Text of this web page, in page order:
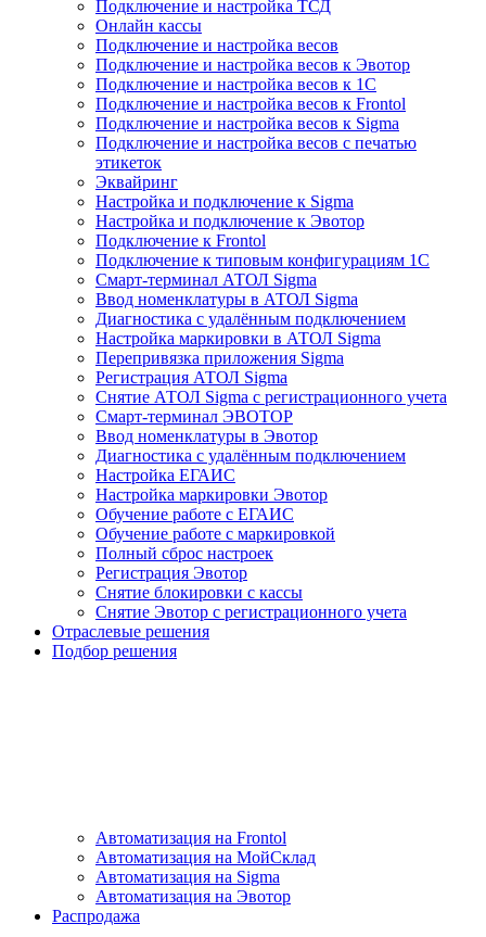
Подключение и настройка ТСД
Онлайн кассы
Подключение и настройка весов
Подключение и настройка весов к Эвотор
Подключение и настройка весов к 1С
Подключение и настройка весов к Frontol
Подключение и настройка весов к Sigma
Подключение и настройка весов с печатью
этикеток
Эквайринг
Настройка и подключение к Sigma
Настройка и подключение к Эвотор
Подключение к Frontol
Подключение к типовым конфигурациям 1С
Смарт-терминал АТОЛ Sigma
Ввод номенклатуры в АТОЛ Sigma
Диагностика с удалённым подключением
Настройка маркировки в АТОЛ Sigma
Перепривязка приложения Sigma
Регистрация АТОЛ Sigma
Снятие АТОЛ Sigma с регистрационного учета
Смарт-терминал ЭВОТОР
Ввод номенклатуры в Эвотор
Диагностика с удалённым подключением
Настройка ЕГАИС
Настройка маркировки Эвотор
Обучение работе с ЕГАИС
Обучение работе с маркировкой
Полный сброс настроек
Регистрация Эвотор
Снятие блокировки с кассы
Снятие Эвотор с регистрационного учета
Отраслевые решения
Подбор решения
Автоматизация на Frontol
Автоматизация на МойСклад
Автоматизация на Sigma
Автоматизация на Эвотор
Распродажа